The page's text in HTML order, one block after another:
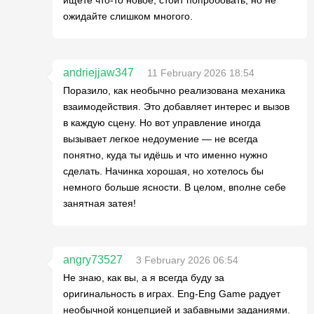
ожидайте слишком многого.
andriejjaw347
11 February 2026 18:54
Поразило, как необычно реализована механика
взаимодействия. Это добавляет интерес и вызов
в каждую сцену. Но вот управление иногда
вызывает легкое недоумение — не всегда
понятно, куда ты идёшь и что именно нужно
сделать. Начинка хорошая, но хотелось бы
немного больше ясности. В целом, вполне себе
занятная затея!
angry73527
3 February 2026 06:54
Не знаю, как вы, а я всегда буду за
оригинальность в играх. Eng-Eng Game радует
необычной концепцией и забавными заданиями.